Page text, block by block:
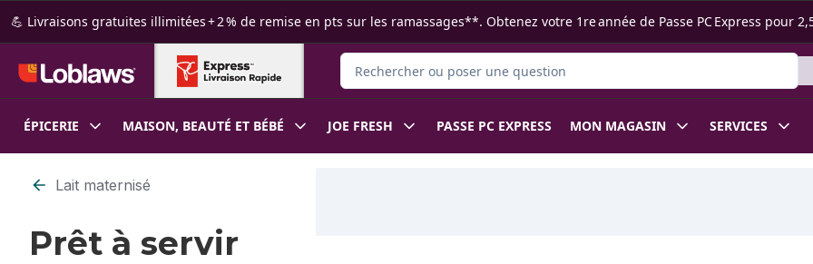
Passer au contenu principal
Passer au pied de page
💪 Livraisons gratuites illimitées + 2 % de remise en pts sur les ramassages**. Obtenez votre 1re année de Passe PC Express pour
Rechercher des produits
ÉPICERIE MAISON, BEAUTÉ ET BÉBÉ JOE FRESH PASSE PC EXPRESS MON MAGASIN SERVICES
Passer au filtrage du contenu
Lait maternisé
Prêt à servir